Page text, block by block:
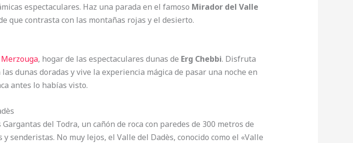
espectaculares. Haz una parada en el famoso Mirador del Valle
que contrasta con las montañas rojas y el desierto.
, hogar de las espectaculares dunas de Erg Chebbi. Disfruta
dunas doradas y vive la experiencia mágica de pasar una noche en
antes lo habías visto.
del Todra, un cañón de roca con paredes de 300 metros de
No muy lejos, el Valle del Dadès, conocido como el «Valle